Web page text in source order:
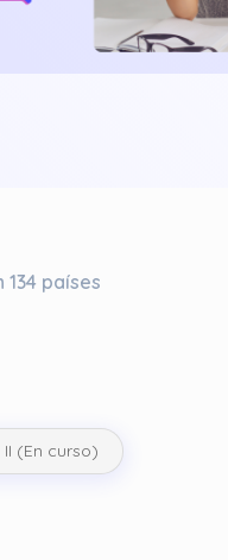
países
(En curso)